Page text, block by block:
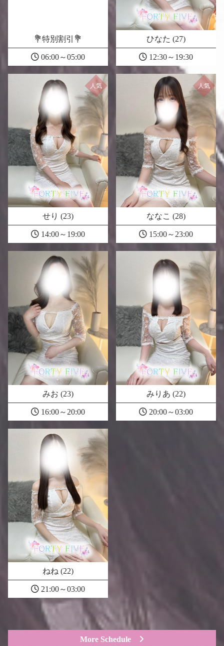
💐特別割引💐
06:00～05:00
ひなた (27)
12:30～19:30
人気
せり (23)
14:00～19:00
人気
ななこ (28)
15:00～23:00
みお (23)
16:00～20:00
みりあ (22)
20:00～03:00
ねね (22)
21:00～03:00
More Schedule